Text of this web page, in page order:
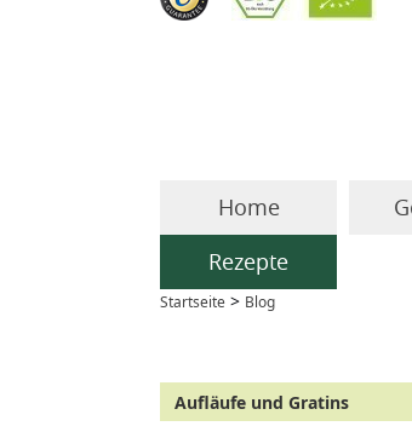
Home
Rezepte
Startseite > Blog
Aufläufe und Gratins